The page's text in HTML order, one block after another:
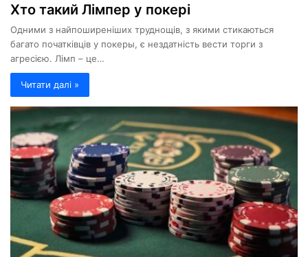
Хто такий Лімпер у покері
Одними з найпоширеніших труднощів, з якими стикаються
багато початківців у покеры, є нездатність вести торги з
агресією. Лімп – це…
Читати далі »